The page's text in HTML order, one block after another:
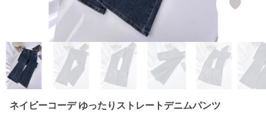
ネイビーコーデ ゆったりストレートデニムパンツ